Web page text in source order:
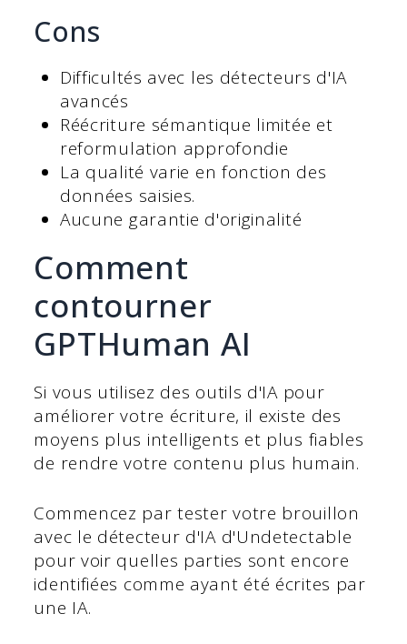
Cons
Difficultés avec les détecteurs d'IA
avancés
Réécriture sémantique limitée et
reformulation approfondie
La qualité varie en fonction des
données saisies.
Aucune garantie d'originalité
Comment
contourner
GPTHuman AI
Si vous utilisez des outils d'IA pour
améliorer votre écriture, il existe des
moyens plus intelligents et plus fiables
de rendre votre contenu plus humain.
Commencez par tester votre brouillon
avec le détecteur d'IA d'Undetectable
pour voir quelles parties sont encore
identifiées comme ayant été écrites par
une IA.